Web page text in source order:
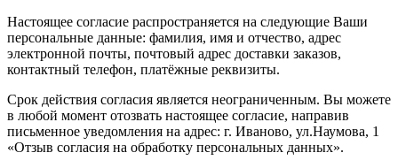
Настоящее согласие распространяется на следующие Ваши
персональные данные: фамилия, имя и отчество, адрес
электронной почты, почтовый адрес доставки заказов,
контактный телефон, платёжные реквизиты.
Срок действия согласия является неограниченным. Вы можете
в любой момент отозвать настоящее согласие, направив
письменное уведомления на адрес: г. Иваново, ул.Наумова, 1
«Отзыв согласия на обработку персональных данных».